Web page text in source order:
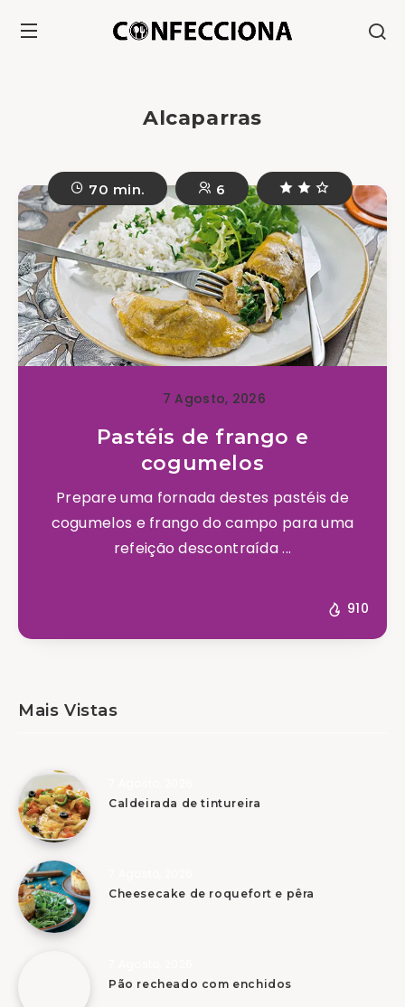
Alcaparras
70 min. 6
7 Agosto, 2026
Pastéis de frango e
cogumelos
Prepare uma fornada destes pastéis de
cogumelos e frango do campo para uma
refeição descontraída ...
910
Mais Vistas
Caldeirada de tintureira
Cheesecake de roquefort e pêra
Pão recheado com enchidos